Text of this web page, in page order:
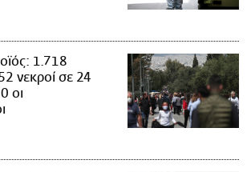
1.718
νεκροί σε 24
οι